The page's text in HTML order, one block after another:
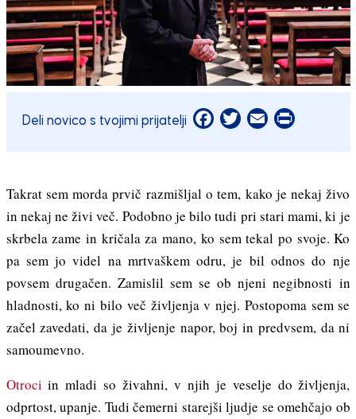
Deli novico s tvojimi prijatelji Facebook
Twitter
EmailPrint
Takrat sem morda prvič razmišljal o tem, kako je nekaj živo
in nekaj ne živi več. Podobno je bilo tudi pri stari mami, ki je
skrbela zame in kričala za mano, ko sem tekal po svoje. Ko
pa sem jo videl na mrtvaškem odru, je bil odnos do nje
povsem drugačen. Zamislil sem se ob njeni negibnosti in
hladnosti, ko ni bilo več življenja v njej. Postopoma sem se
začel zavedati, da je življenje napor, boj in predvsem, da ni
samoumevno.
Otroci in mladi so živahni, v njih je veselje do življenja,
odprtost, upanje. Tudi čemerni starejši ljudje se omehčajo ob